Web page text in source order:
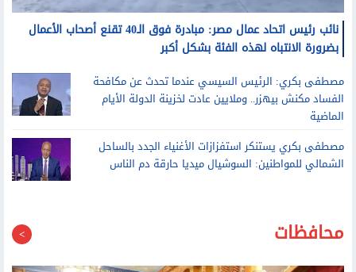
نائب رئيس اتحاد عمال مصر: مبادرة فوق الـ40 تقنع أصحاب الأعمال
بضرورة الانتباه لهذه الفئة بشكل أكبر
مصطفى بكري: الرئيس السيسي عندما تحدث عن مكافحة
الفساد مكنش بيهزر.. وملايين عادت لخزينة الدولة الأيام
الماضية
مصطفى بكري يستنكر استفزازات الأغنياء الجدد بالساحل
الشمالي للمواطنين: السوشيال ميديا حارقة دم الناس
محافظات